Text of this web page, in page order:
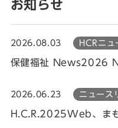
お知らせ
2026.08.03 HCRニュ
保健福祉 News2026
2026.06.23 ニュース
H.C.R.2025Web、ま